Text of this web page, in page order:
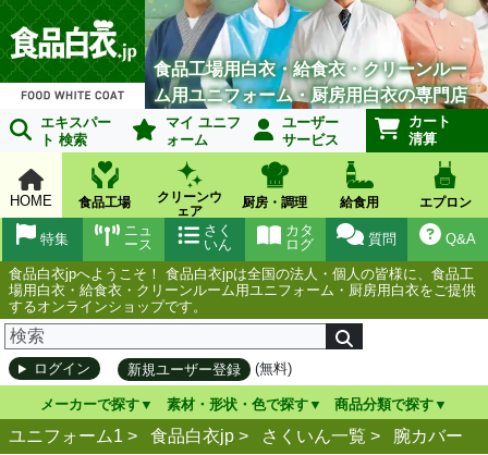
食品工場用白衣・給食衣・クリーンルー
ム用ユニフォーム・厨房用白衣の専門店
エキスパー
ト 検索
マイ ユニフ
ォーム
ユーザー
サービス
カート
清算
HOME 食品工場
クリーンウ
ェア
厨房・調理 給食用 エプロン
Q&A
質問
カタ
ログ
さく
いん
ニュ
ース
特集
食品白衣jpへようこそ！ 食品白衣jpは全国の法人・個人の皆様に、食品工
場用白衣・給食衣・クリーンルーム用ユニフォーム・厨房用白衣をご提供
するオンラインショップです。
ログイン 新規ユーザー登録 (無料)
メーカーで探す 素材・形状・色で探す 商品分類で探す
ユニフォーム1 > 食品白衣jp > さくいん一覧 > 腕カバー